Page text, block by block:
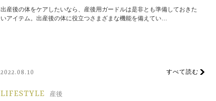
出産後の体をケアしたいなら、産後用ガードルは是非とも準備しておきた
いアイテム。出産後の体に役立つさまざまな機能を備えてい…
2022.08.10 すべて読む
LIFESTYLE 産後